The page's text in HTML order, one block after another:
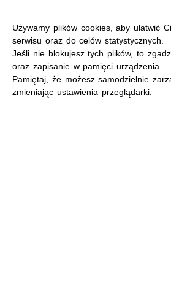
Używamy plików cookies, aby ułatwić
serwisu oraz do celów statystycznych.
Jeśli nie blokujesz tych plików, to
oraz zapisanie w pamięci urządzenia.
Pamiętaj, że możesz samodzielnie
zmieniając ustawienia przeglądarki.
MENU